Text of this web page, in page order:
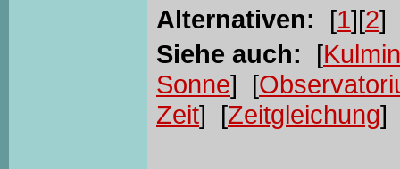
Alternativen: [1][2]
Siehe auch: [
Sonne] [
Zeit] [Zeitgleichung]